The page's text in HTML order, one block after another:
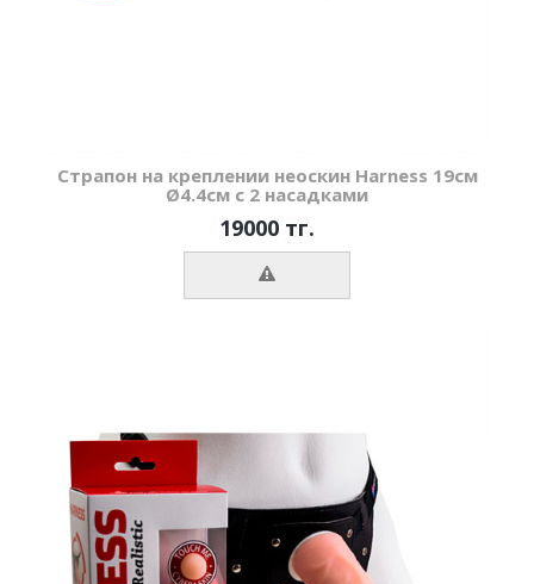
Страпон на креплении неоскин Harness 19см
Ø4.4см с 2 насадками
19000 тг.